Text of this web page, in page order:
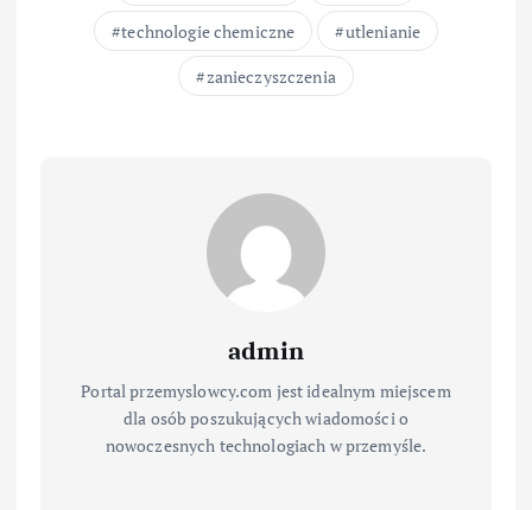
technologie chemiczne
utlenianie
zanieczyszczenia
admin
Portal przemyslowcy.com jest idealnym miejscem
dla osób poszukujących wiadomości o
nowoczesnych technologiach w przemyśle.